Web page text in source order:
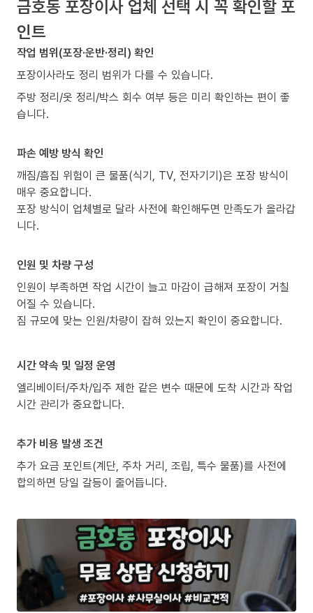
금호동 포장이사 업체 선택 시 꼭 확인할 포
인트
작업 범위(포장·운반·정리) 확인
포장이사라도 정리 범위가 다를 수 있습니다.
주방 정리/옷 정리/박스 회수 여부 등은 미리 확인하는 편이 좋
습니다.
파손 예방 방식 확인
깨짐/흠집 위험이 큰 물품(식기, TV, 전자기기)은 포장 방식이
매우 중요합니다.
포장 방식이 업체별로 달라 사전에 확인해두면 만족도가 올라갑
니다.
인원 및 차량 구성
인원이 부족하면 작업 시간이 늘고 마감이 급해져 포장이 거칠
어질 수 있습니다.
짐 규모에 맞는 인원/차량이 잡혀 있는지 확인이 중요합니다.
시간 약속 및 일정 운영
엘리베이터/주차/입주 제한 같은 변수 때문에 도착 시간과 작업
시간 관리가 중요합니다.
추가 비용 발생 조건
추가 요금 포인트(계단, 주차 거리, 조립, 특수 물품)를 사전에
합의하면 당일 갈등이 줄어듭니다.